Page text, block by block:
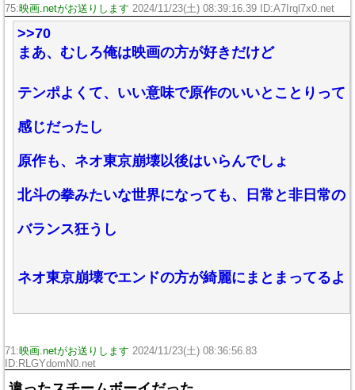
75:映画.netがお送りします 2024/11/23(土) 08:39:16.39 ID:A7Irql7x0.net
>>70
まあ、むしろ俺は映画の方が好きだけど
テンポよくて、いい意味で原作のいいとことりって
感じだったし
原作も、ネオ東京崩壊以後はいらんでしょ
北斗の拳みたいな世界になっても、日常と非日常の
バランス狂うし
ネオ東京崩壊でエンドの方が綺麗にまとまってるよ
71:映画.netがお送りします 2024/11/23(土) 08:36:56.83
ID:RLGYdomN0.net